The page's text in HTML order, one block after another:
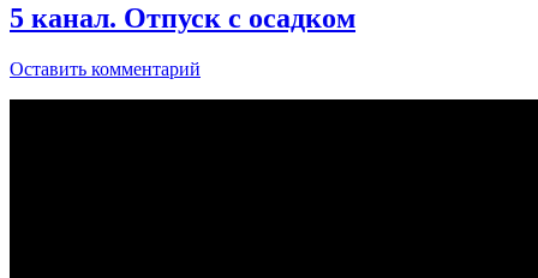
5 канал. Отпуск с осадком
Оставить комментарий